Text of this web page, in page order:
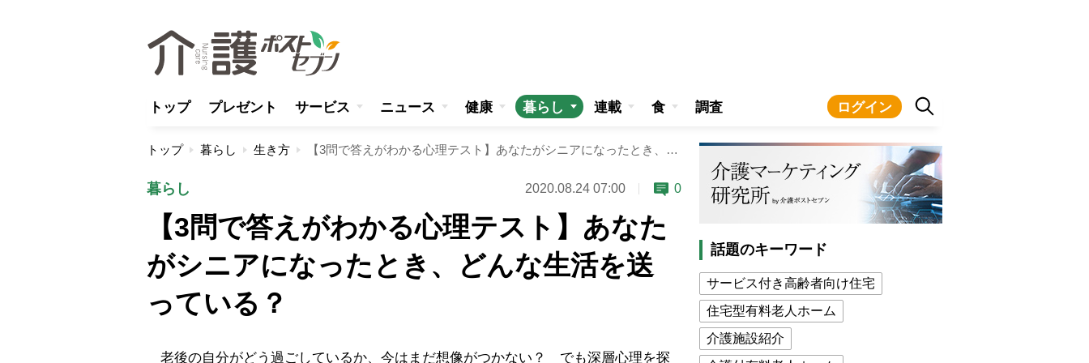
トップ プレゼント サービス ニュース 健康 暮らし 連載 食 調査 ログイン
トップ 暮らし 生き方 【3問で答えがわかる心理テスト】あなたがシニアになったとき、どんな生活を送っている？
暮らし 2020.08.24 07:00 0
【3問で答えがわかる心理テスト】あなた
がシニアになったとき、どんな生活を送
っている？
老後の自分がどう過ごしているか、今はまだ想像がつかない？ でも深層心理を探
話題のキーワード
サービス付き高齢者向け住宅
住宅型有料老人ホーム
介護施設紹介